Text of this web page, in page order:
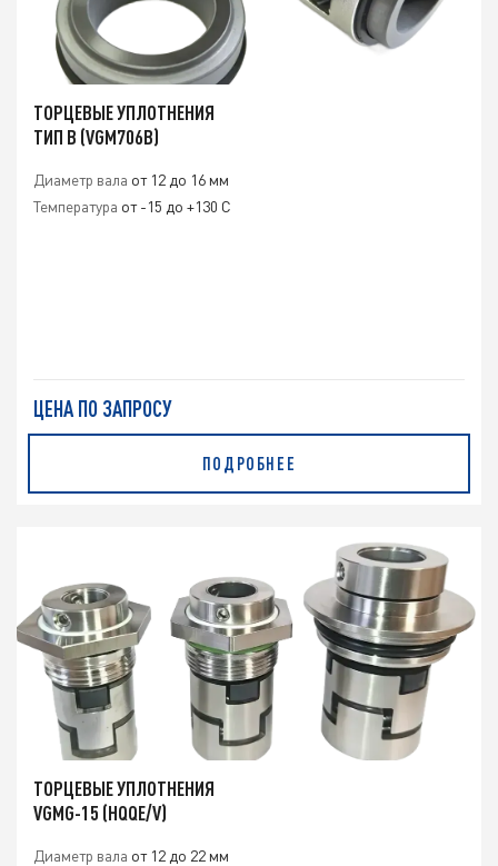
ТОРЦЕВЫЕ УПЛОТНЕНИЯ
ТИП B (VGM706B)
Диаметр вала от 12 до 16 мм
Температура от -15 до +130 С
ЦЕНА ПО ЗАПРОСУ
ПОДРОБНЕЕ
ТОРЦЕВЫЕ УПЛОТНЕНИЯ
VGMG-15 (HQQE/V)
Диаметр вала от 12 до 22 мм